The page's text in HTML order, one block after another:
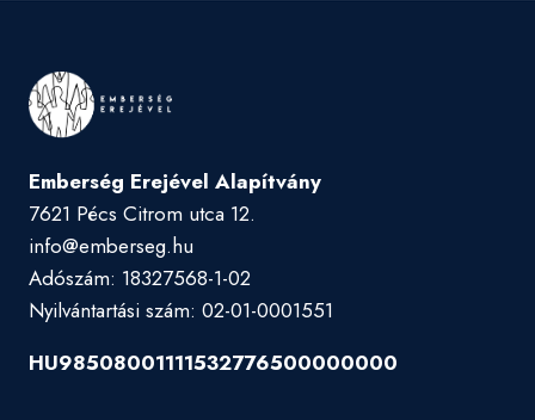
Emberség Erejével Alapítvány
7621 Pécs Citrom utca 12.
info@emberseg.hu
Adószám: 18327568-1-02
Nyilvántartási szám: 02-01-0001551
HU98508001111532776500000000